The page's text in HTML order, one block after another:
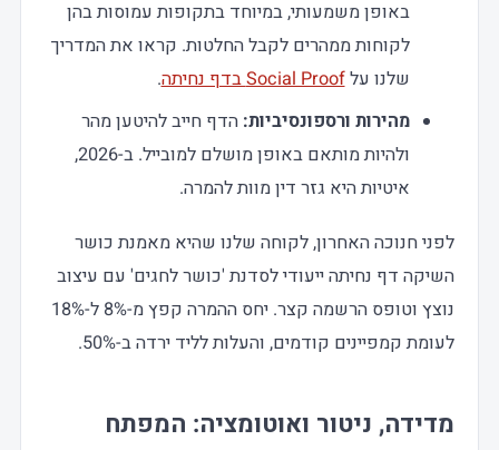
באופן משמעותי, במיוחד בתקופות עמוסות בהן
לקוחות ממהרים לקבל החלטות. קראו את המדריך
שלנו עלSocial Proof בדף נחיתה
.
מהירות ורספונסיביות: הדף חייב להיטען מהר
ולהיות מותאם באופן מושלם למובייל. ב-2026,
איטיות היא גזר דין מוות להמרה.
לפני חנוכה האחרון, לקוחה שלנו שהיא מאמנת כושר
השיקה דף נחיתה ייעודי לסדנת 'כושר לחגים' עם עיצוב
נוצץ וטופס הרשמה קצר. יחס ההמרה קפץ מ-8% ל-18%
לעומת קמפיינים קודמים, והעלות לליד ירדה ב-50%.
מדידה, ניטור ואוטומציה: המפתח